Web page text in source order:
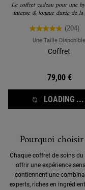
Le coffret cadeau pour une
intense & longue durée de
(204)
Une Taille Disponible
Coffret
79,00 €
LOADING ...
Pourquoi
Chaque coffret de soins du
offrir une expérience
contiennent une
experts, riches en